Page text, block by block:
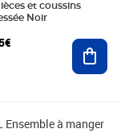
et coussins
Noir
1060,99€